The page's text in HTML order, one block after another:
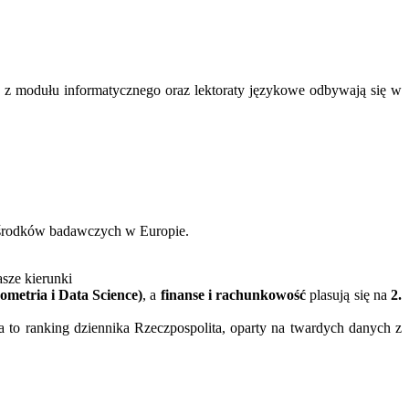
modułu informatycznego oraz lektoraty językowe odbywają się w
badawczych w Europie.
kierunki
i Data Science), a finanse i rachunkowość plasują się na2.
to ranking dziennika Rzeczpospolita, oparty na twardych danych z